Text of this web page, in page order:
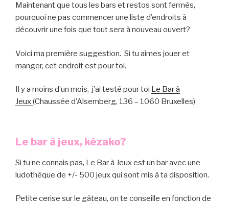
Maintenant que tous les bars et restos sont fermés,
pourquoi ne pas commencer une liste d’endroits à
découvrir une fois que tout sera à nouveau ouvert?
Voici ma première suggestion. Si tu aimes jouer et
manger, cet endroit est pour toi.
Il y a moins d’un mois, j’ai testé pour toi Le Bar à
Jeux(Chaussée d’Alsemberg, 136 – 1060 Bruxelles)
Le bar à jeux, kézako?
Si tu ne connais pas, Le Bar à Jeux est un bar avec une
ludothèque de +/- 500 jeux qui sont mis à ta disposition.
Petite cerise sur le gâteau, on te conseille en fonction de